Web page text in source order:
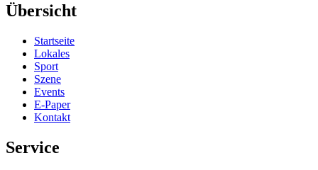
Übersicht
Startseite
Lokales
Sport
Szene
Events
E-Paper
Kontakt
Service